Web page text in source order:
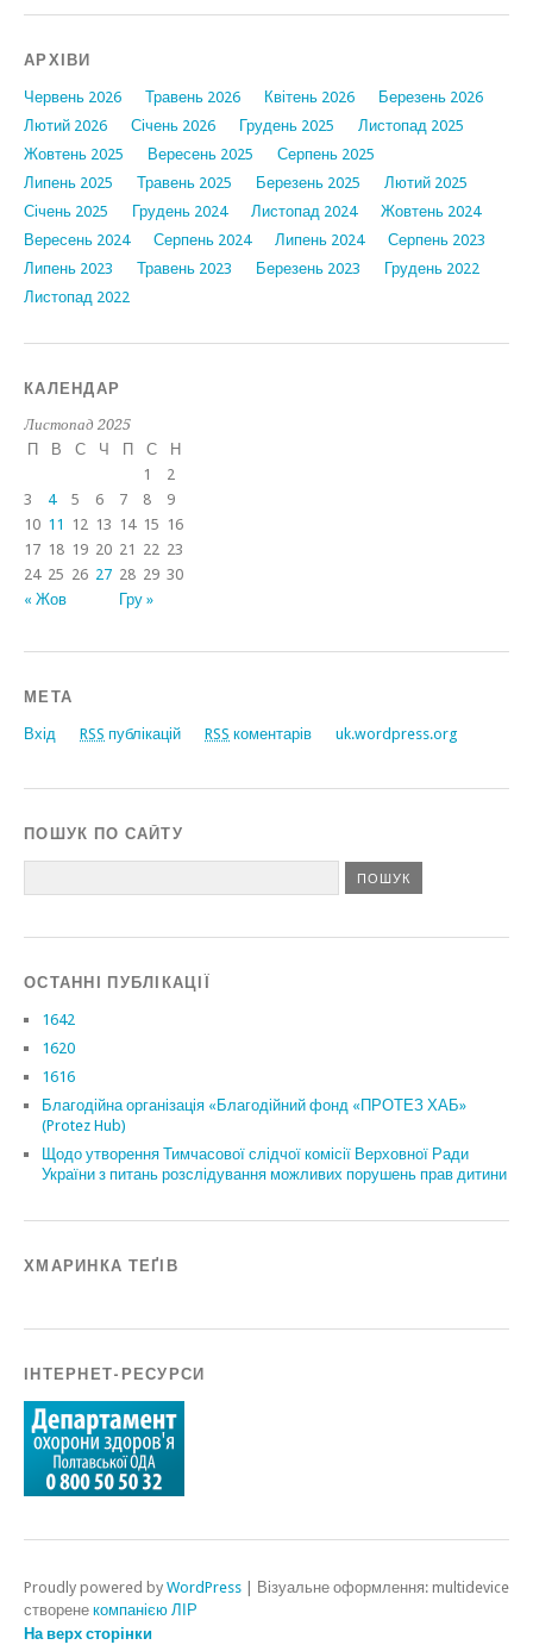
АРХІВИ
Червень 2026 Травень 2026 Квітень 2026
Березень 2026
Лютий 2026
Січень 2026 Грудень 2025
Листопад 2025
Жовтень 2025
Вересень 2025
Серпень 2025
Липень 2025
Травень 2025 Березень 2025
Лютий 2025
Січень 2025
Грудень 2024 Листопад 2024
Жовтень 2024
Вересень 2024
Серпень 2024 Липень 2024
Серпень 2023
Липень 2023
Травень 2023 Березень 2023
Грудень 2022
Листопад 2022
КАЛЕНДАР
Листопад 2025
П
В С Ч П С Н
« Жов Гру »
1
2
3
4 5 6 7 8
9
10 11 12 13 14 15 16
17 18 19 20 21 22 23
24 25 26 27 28 29 30
МЕТА
Вхід RSS публікацій RSS коментарів uk.wordpress.org
ПОШУК ПО САЙТУ
ОСТАННІ ПУБЛІКАЦІЇ
1642
1620
1616
Благодійна організація «Благодійний фонд «ПРОТЕЗ ХАБ»
(Protez Hub)
Щодо утворення Тимчасової слідчої комісії Верховної Ради
України з питань розслідування можливих порушень прав дитини
ХМАРИНКА ТЕҐІВ
ІНТЕРНЕТ-РЕСУРСИ
Proudly powered by WordPress | Візуальне оформлення: multidevice
створене компанією ЛІР
На верх сторінки